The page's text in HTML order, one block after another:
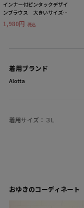
インナー付ピンタックデザイ
ンブラウス 大きいサイズレ
ディース
1,980円 税込
着用ブランド
Alotta
着用サイズ：３L
おゆきのコーディネート